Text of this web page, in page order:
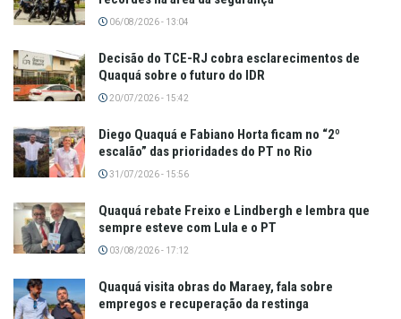
06/08/2026 - 13:04
Decisão do TCE-RJ cobra esclarecimentos de
Quaquá sobre o futuro do IDR
20/07/2026 - 15:42
Diego Quaquá e Fabiano Horta ficam no “2º
escalão” das prioridades do PT no Rio
31/07/2026 - 15:56
Quaquá rebate Freixo e Lindbergh e lembra que
sempre esteve com Lula e o PT
03/08/2026 - 17:12
Quaquá visita obras do Maraey, fala sobre
empregos e recuperação da restinga